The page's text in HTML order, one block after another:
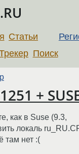
Статьи
Поиск
+
как в Suse (9.3,
локаль
там нет :(